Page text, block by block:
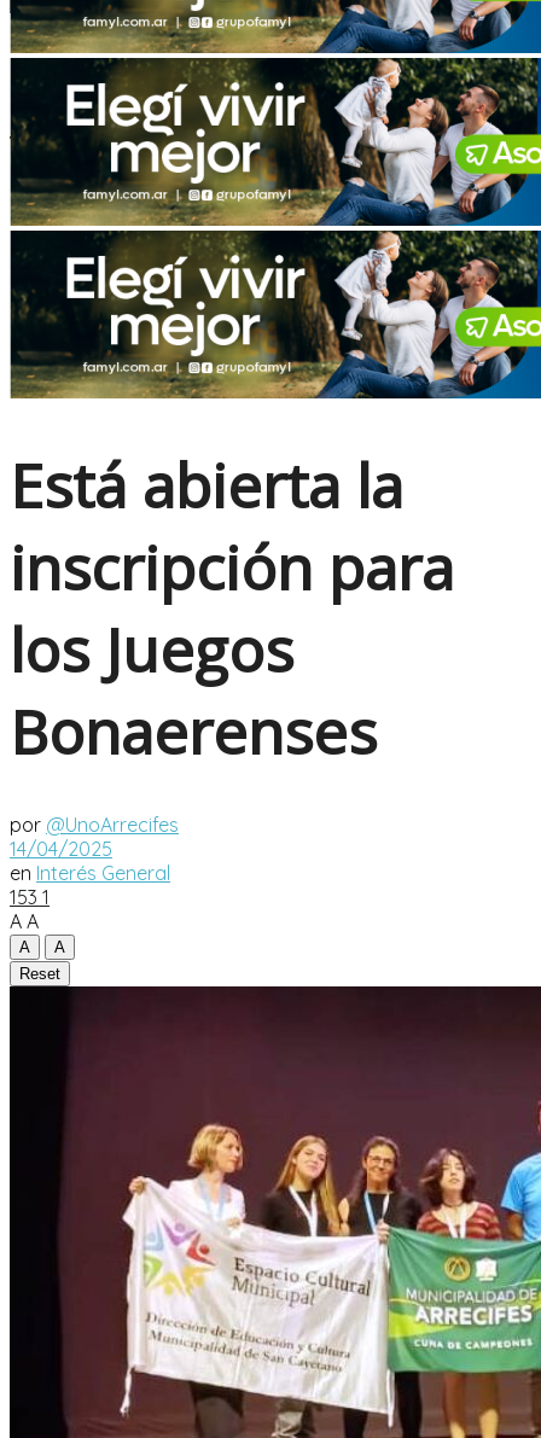
No Result
View All Result
Está abierta la
inscripción para
los Juegos
Bonaerenses
por @UnoArrecifes
14/04/2025
en Interés General
153 1
A A
A
A
Reset